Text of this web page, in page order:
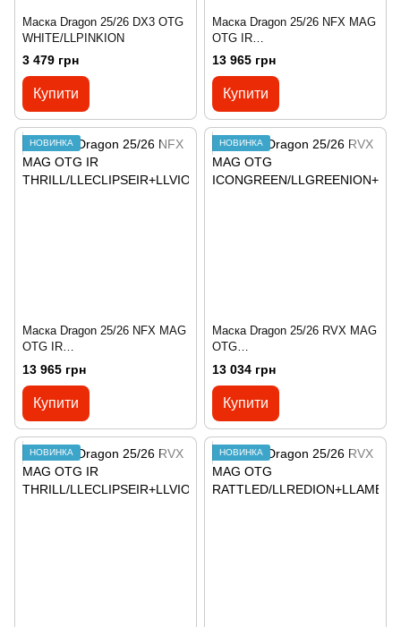
Маска Dragon 25/26 DX3 OTG
WHITE/LLPINKION
3 479 грн
Купити
Маска Dragon 25/26 NFX MAG
OTG IR
THRILL/LLCELESTEIR+LLLTR
13 965 грн
Купити
НОВИНКА
Маска Dragon 25/26 NFX MAG
OTG IR
THRILL/LLECLIPSEIR+LLVIOL
13 965 грн
Купити
НОВИНКА
Маска Dragon 25/26 RVX MAG
OTG
ICONGREEN/LLGREENION+L
13 034 грн
Купити
НОВИНКА НОВИНКА